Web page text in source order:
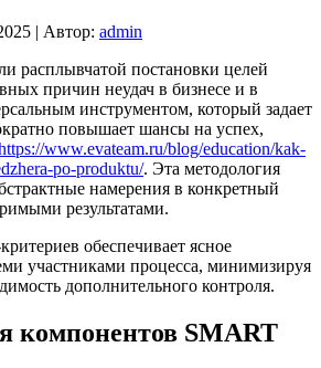
| Автор: admin
расплывчатой постановки целей
причин неудач в бизнесе и в
инструментом, который задает
повышает шансы на успех,
www.evateam.ru/blog/education/kak-
po-produktu/. Эта методология
намерения в конкретный
результатами.
обеспечивает ясное
участниками процесса, минимизируя
дополнительного контроля.
компонентов SMART